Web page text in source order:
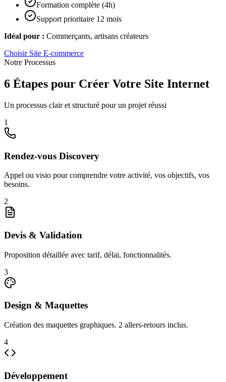
Formation complète (4h)
Support prioritaire 12 mois
Idéal pour : Commerçants, artisans créateurs
Choisir Site E-commerce
Notre Processus
6 Étapes pour Créer Votre Site Internet
Un processus clair et structuré pour un projet réussi
1
Rendez-vous Discovery
Appel ou visio pour comprendre votre activité, vos objectifs, vos
besoins.
2
Devis & Validation
Proposition détaillée avec tarif, délai, fonctionnalités.
3
Design & Maquettes
Création des maquettes graphiques. 2 allers-retours inclus.
4
Développement